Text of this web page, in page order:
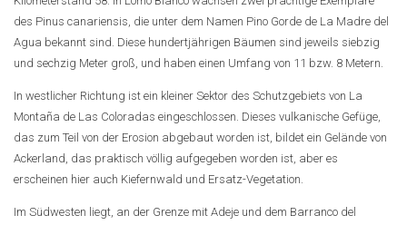
des Pinus canariensis, die unter dem Namen Pino Gorde de La Madre del
Agua bekannt sind. Diese hundertjährigen Bäumen sind jeweils siebzig
und sechzig Meter groß, und haben einen Umfang von 11 bzw. 8 Metern.
In westlicher Richtung ist ein kleiner Sektor des Schutzgebiets von La
Montaña de Las Coloradas eingeschlossen. Dieses vulkanische Gefüge,
das zum Teil von der Erosion abgebaut worden ist, bildet ein Gelände von
Ackerland, das praktisch völlig aufgegeben worden ist, aber es
erscheinen hier auch Kiefernwald und Ersatz-Vegetation.
Im Südwesten liegt, an der Grenze mit Adeje und dem Barranco del